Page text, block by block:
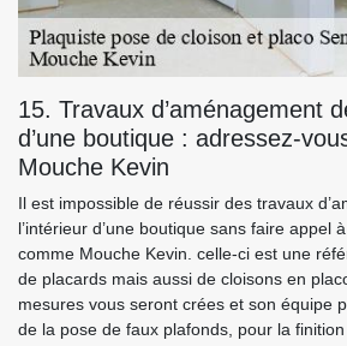
15. Travaux d’aménagement
d’une boutique : adressez-
Mouche Kevin
Il est impossible de réussir des travaux
l’intérieur d’une boutique sans faire appel
comme Mouche Kevin. celle-ci est une
de placards mais aussi de cloisons en
mesures vous seront crées et son équipe
de la pose de faux plafonds, pour la